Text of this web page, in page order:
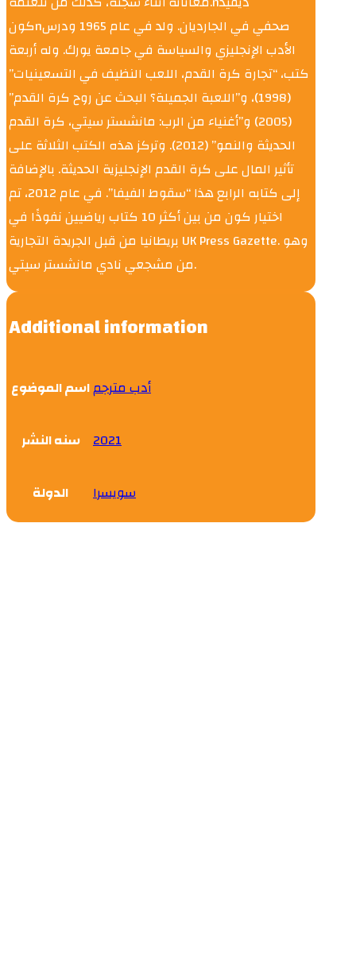
كونnصحفي في الجارديان. ولد في عام 1965 ودرس
الأدب الإنجليزي والسياسة في جامعة يورك. وله أربعة
كتب، “تجارة كرة القدم، اللعب النظيف في التسعينيات”
(1998)، و”اللعبة الجميلة؟ البحث عن روح كرة القدم”
(2005) و”أغنياء من الرب: مانشستر سيتي، كرة القدم
الحديثة والنمو” (2012). وتركز هذه الكتب الثلاثة على
تأثير المال على كرة القدم الإنجليزية الحديثة. بالإضافة
إلى كتابه الرابع هذا “سقوط الفيفا”. في عام 2012، تم
اختيار كون من بين أكثر 10 كتاب رياضيين نفوذًا في
بريطانيا من قبل الجريدة التجارية UK Press Gazette. وهو
من مشجعي نادي مانشستر سيتي.
Additional information
اسم الموضوعأدب مترجم
سنه النشر 2021
الدولة سويسرا